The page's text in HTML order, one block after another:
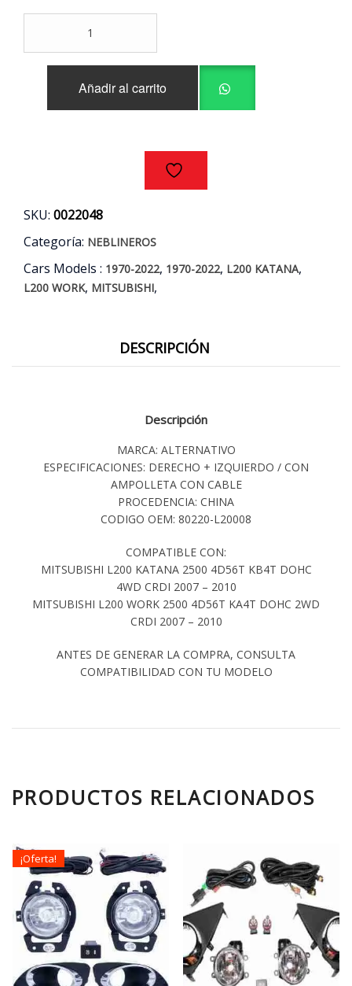
NEBLINEROS
MITSUBISHI
L200
Añadir al carrito
SKU: 0022048
Categoría: NEBLINEROS
Cars Models : 1970-2022, 1970-2022, L200 KATANA,
L200 WORK, MITSUBISHI,
DESCRIPCIÓN
Descripción
MARCA: ALTERNATIVO
ESPECIFICACIONES: DERECHO + IZQUIERDO / CON
AMPOLLETA CON CABLE
PROCEDENCIA: CHINA
CODIGO OEM: 80220-L20008
COMPATIBLE CON:
MITSUBISHI L200 KATANA 2500 4D56T KB4T DOHC
4WD CRDI 2007 – 2010
MITSUBISHI L200 WORK 2500 4D56T KA4T DOHC 2WD
CRDI 2007 – 2010
ANTES DE GENERAR LA COMPRA, CONSULTA
COMPATIBILIDAD CON TU MODELO
PRODUCTOS RELACIONADOS
¡Oferta!